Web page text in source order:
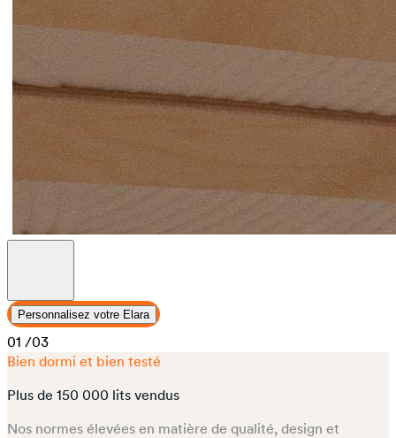
Personnalisez votre Elara
01 /03
Bien dormi et bien testé
Plus de 150 000 lits vendus
Nos normes élevées en matière de qualité, design et